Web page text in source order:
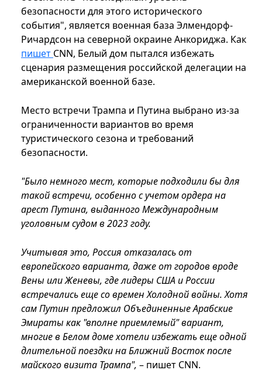
безопасности для этого исторического
события", является военная база Элмендорф-
Ричардсон на северной окраине Анкориджа. Как
пишет CNN, Белый дом пытался избежать
сценария размещения российской делегации на
американской военной базе.
Место встречи Трампа и Путина выбрано из-за
ограниченности вариантов во время
туристического сезона и требований
безопасности.
"Было немного мест, которые подходили бы для
такой встречи, особенно с учетом ордера на
арест Путина, выданного Международным
уголовным судом в 2023 году.
Учитывая это, Россия отказалась от
европейского варианта, даже от городов вроде
Вены или Женевы, где лидеры США и России
встречались еще со времен Холодной войны. Хотя
сам Путин предложил Объединенные Арабские
Эмираты как "вполне приемлемый" вариант,
многие в Белом доме хотели избежать еще одной
длительной поездки на Ближний Восток после
майского визита Трампа", – пишет CNN.